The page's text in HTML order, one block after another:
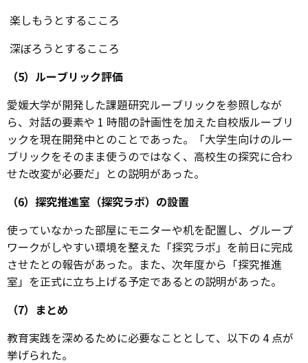
楽しもうとするこころ
深ぼろうとするこころ
（5）ルーブリック評価
愛媛大学が開発した課題研究ルーブリックを参照しなが
ら、対話の要素や 1 時間の計画性を加えた自校版ルーブリ
ックを現在開発中とのことであった。「大学生向けのルー
ブリックをそのまま使うのではなく、高校生の探究に合わ
せた改変が必要だ」との説明があった。
（6）探究推進室（探究ラボ）の設置
使っていなかった部屋にモニターや机を配置し、グループ
ワークがしやすい環境を整えた「探究ラボ」を前日に完成
させたとの報告があった。また、次年度から「探究推進
室」を正式に立ち上げる予定であるとの説明があった。
（7）まとめ
教育実践を深めるために必要なこととして、以下の 4 点が
挙げられた。